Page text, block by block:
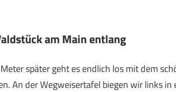
am Main entlang
später geht es endlich los mit dem
An der Wegweisertafel biegen wir links